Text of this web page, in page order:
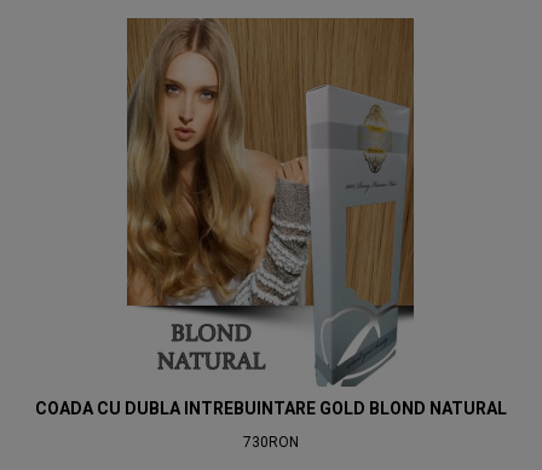
COADA CU DUBLA INTREBUINTARE GOLD BLOND NATURAL
730RON